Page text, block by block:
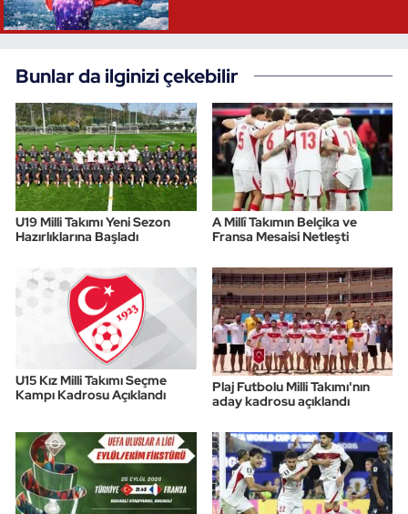
Bunlar da ilginizi çekebilir
U19 Milli Takımı Yeni Sezon
Hazırlıklarına Başladı
A Millî Takımın Belçika ve
Fransa Mesaisi Netleşti
U15 Kız Milli Takımı Seçme
Kampı Kadrosu Açıklandı
Plaj Futbolu Milli Takımı'nın
aday kadrosu açıklandı